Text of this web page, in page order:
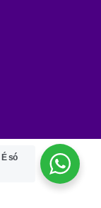
É só